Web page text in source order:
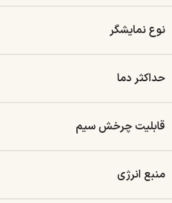
نوع نمایشگر
حداکثر دما
قابلیت چرخش سیم
منبع انرژی